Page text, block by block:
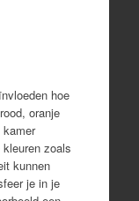
hoe
oranje
kamer
zoals
kunnen
je in je